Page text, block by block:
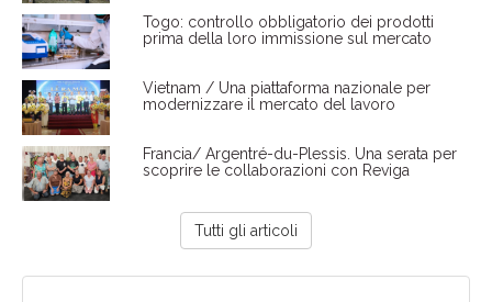
Togo: controllo obbligatorio dei prodotti
prima della loro immissione sul mercato
Vietnam / Una piattaforma nazionale per
modernizzare il mercato del lavoro
Francia/ Argentré-du-Plessis. Una serata per
scoprire le collaborazioni con Reviga
Tutti gli articoli